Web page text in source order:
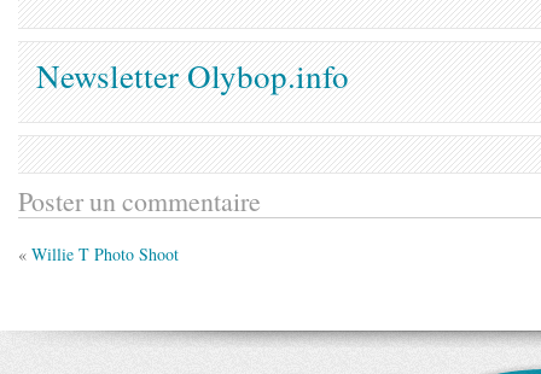
Newsletter Olybop.info
Poster un commentaire
« Willie T Photo Shoot